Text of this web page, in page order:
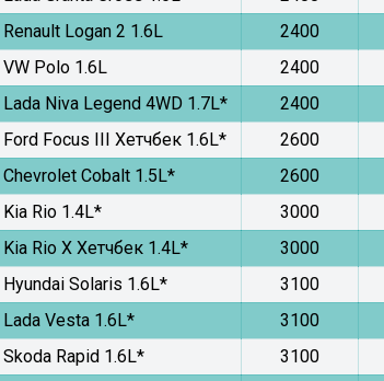
Renault Logan 2 1.6L 2400
VW Polo 1.6L 2400
Lada Niva Legend 4WD 1.7L* 2400
Ford Focus III Хетчбек 1.6L* 2600
Chevrolet Cobalt 1.5L* 2600
Kia Rio 1.4L* 3000
Kia Rio X Хетчбек 1.4L* 3000
Hyundai Solaris 1.6L* 3100
Lada Vesta 1.6L* 3100
Skoda Rapid 1.6L* 3100